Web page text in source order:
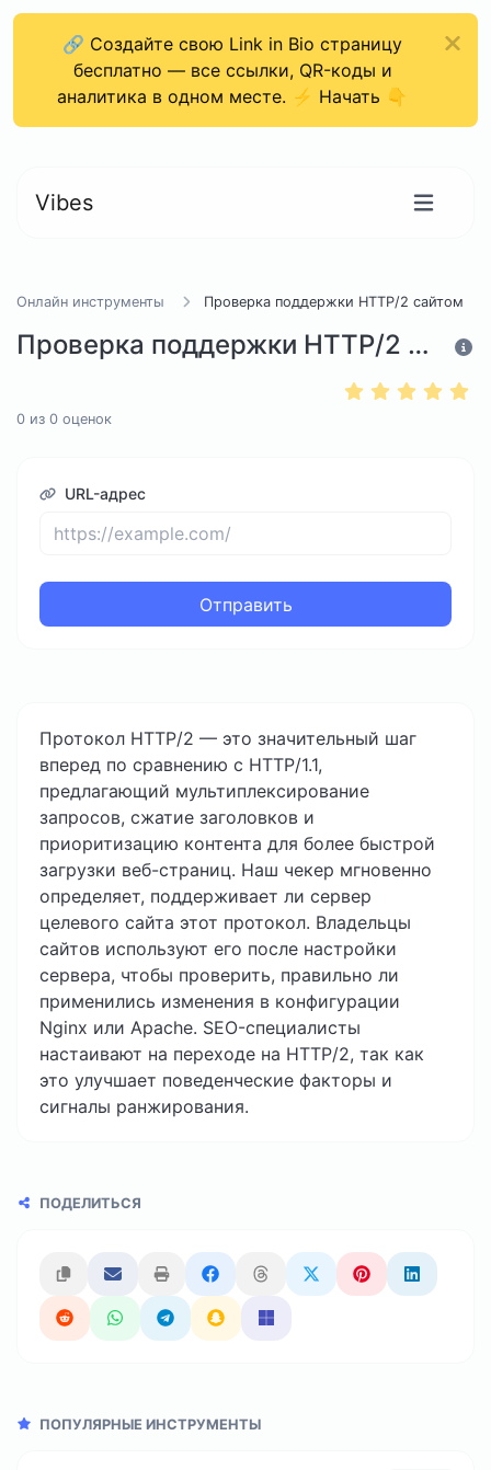
🔗 Создайте свою Link in Bio страницу
бесплатно — все ссылки, QR-коды и
аналитика в одном месте. ⚡ Начать 👇
Vibes
Онлайн инструменты Проверка поддержки HTTP/2 сайтом
Проверка поддержки HTTP/2 сайтом
0 из 0 оценок
URL-адрес
Отправить
Протокол HTTP/2 — это значительный шаг
вперед по сравнению с HTTP/1.1,
предлагающий мультиплексирование
запросов, сжатие заголовков и
приоритизацию контента для более быстрой
загрузки веб-страниц. Наш чекер мгновенно
определяет, поддерживает ли сервер
целевого сайта этот протокол. Владельцы
сайтов используют его после настройки
сервера, чтобы проверить, правильно ли
применились изменения в конфигурации
Nginx или Apache. SEO-специалисты
настаивают на переходе на HTTP/2, так как
это улучшает поведенческие факторы и
сигналы ранжирования.
ПОДЕЛИТЬСЯ
ПОПУЛЯРНЫЕ ИНСТРУМЕНТЫ